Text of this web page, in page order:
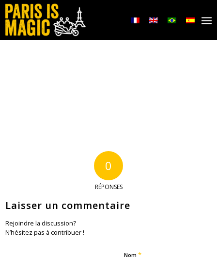
0
RÉPONSES
Laisser un commentaire
Rejoindre la discussion?
N’hésitez pas à contribuer !
Nom*